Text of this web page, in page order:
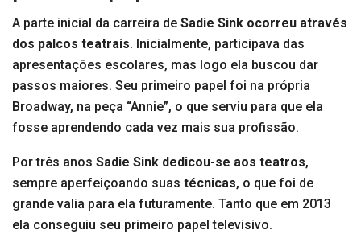
A parte inicial da carreira de Sadie Sink ocorreu através
dos palcos teatrais. Inicialmente, participava das
apresentações escolares, mas logo ela buscou dar
passos maiores. Seu primeiro papel foi na própria
Broadway, na peça “Annie”, o que serviu para que ela
fosse aprendendo cada vez mais sua profissão.
Por três anos Sadie Sink dedicou-se aos teatros,
sempre aperfeiçoando suas técnicas, o que foi de
grande valia para ela futuramente. Tanto que em 2013
ela conseguiu seu primeiro papel televisivo.